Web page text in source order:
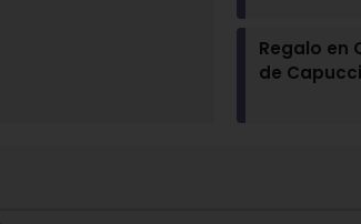
Regalo en
de